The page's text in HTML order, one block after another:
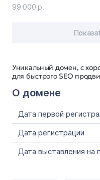
Уникальный домен, с
для быстрого SEO
О домене
Дата первой
Дата регистрации
Дата выставления на
99 000 р.